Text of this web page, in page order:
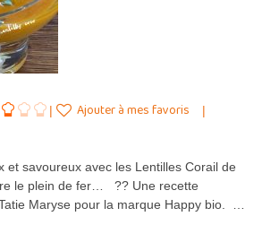
Ajouter à mes favoris
et savoureux avec les Lentilles Corail de
le plein de fer… ?? Une recette
Maryse pour la marque Happy bio. …